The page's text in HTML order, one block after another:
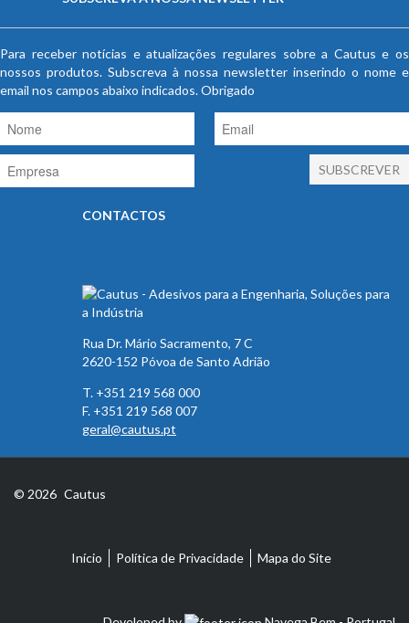
Para receber notícias e atualizações regulares sobre a Cautus e os
nossos produtos. Subscreva à nossa newsletter inserindo o nome e
email nos campos abaixo indicados. Obrigado
CONTACTOS
Rua Dr. Mário Sacramento, 7 C
2620-152 Póvoa de Santo Adrião
T. +351 219 568 000
F. +351 219 568 007
geral@cautus.pt
© 2026 Cautus
Início Política de Privacidade Mapa do Site